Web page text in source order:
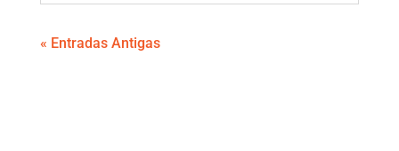
« Entradas Antigas